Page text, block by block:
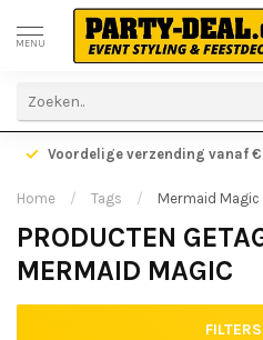
MENU
Voordelige verzending vanaf
Home / Tags / Mermaid Magic
PRODUCTEN
MERMAID MAGIC
FILTERS